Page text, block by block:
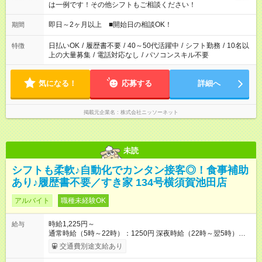
は一例です！その他シフトもご相談ください！
期間 即日～2ヶ月以上 ■開始日の相談OK！
特徴 日払いOK / 履歴書不要 / 40～50代活躍中 / シフト勤務 / 10名以
上の大量募集 / 電話対応なし / パソコンスキル不要
気になる！ 応募する 詳細へ
掲載元企業名 株式会社ニッソーネット
未読
シフトも柔軟♪自動化でカンタン接客◎！食事補助
あり♪履歴書不要／すき家 134号横須賀池田店
アルバイト 職種未経験OK
給与
時給1,225円～
通常時給（5時～22時）：1250円 深夜時給（22時～翌5時）：
1563円 高校生時給：1225円 【特別手当】早朝手当（5：00-9：
00）時給+150円 【試用期間】試用期間あり 試用期間の長さ：1
交通費別途支給あり